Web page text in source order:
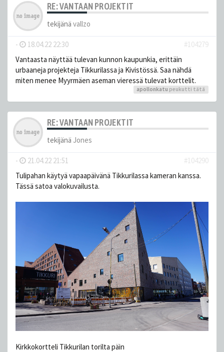
RE: VANTAAN PROJEKTIT
tekijänä vallzo
- 18.04.22 22:30
#104279
Vantaasta näyttää tulevan kunnon kaupunkia, erittäin
urbaaneja projekteja Tikkurilassa ja Kivistössä. Saa nähdä
miten menee Myyrmäen aseman vieressä tulevat korttelit.
apollonkatu peukutti tätä
RE: VANTAAN PROJEKTIT
tekijänä Jones
- 21.04.22 21:51
#104290
Tulipahan käytyä vapaapäivänä Tikkurilassa kameran kanssa.
Tässä satoa valokuvailusta.
Kirkkokortteli Tikkurilan torilta päin